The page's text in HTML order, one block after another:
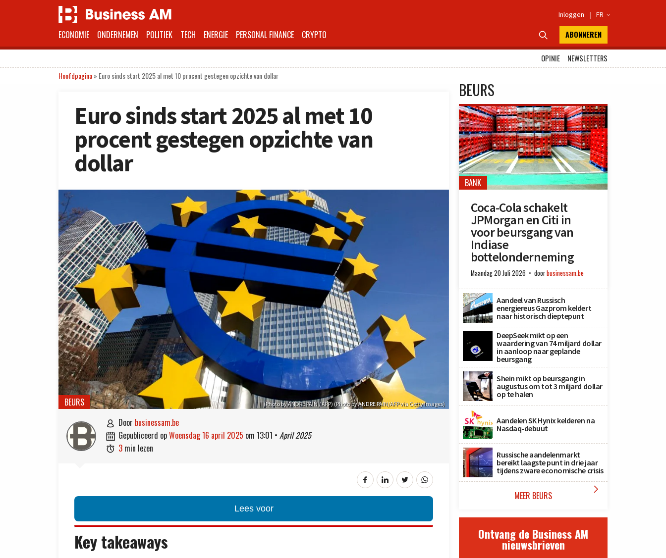
Inloggen | FR 
ECONOMIE ONDERNEMEN POLITIEK TECH ENERGIE PERSONAL FINANCE CRYPTO  ABONNEREN
OPINIE
NEWSLETTERS
Hoofdpagina» Euro sinds start 2025 al met 10 procent gestegen opzichte van dollar
Euro sinds start 2025 al met 10
procent gestegen opzichte van
dollar
(Photo by ANDRE PAIN / AFP) (Photo by ANDRE PAIN/AFP via Getty Images)
BEURS
 door businessam.be
 gepubliceerd op woensdag 16 april 2025 om 13:01 • April 2025
 3 min lezen
Lees voor
Key takeaways
BEURS
BANK
Coca-Cola schakelt
JPMorgan en Citi in
voor beursgang van
Indiase
bottelonderneming
Maandag 20 Juli 2026 doorbusinessam.be
Aandeel van Russisch
energiereus Gazprom keldert
naar historisch dieptepunt
DeepSeek mikt op een
waardering van 74 miljard dollar
in aanloop naar geplande
beursgang
Shein mikt op beursgang in
augustus om tot 3 miljard dollar
op te halen
Aandelen SK Hynix kelderen na
Nasdaq-debuut
Russische aandelenmarkt
bereikt laagste punt in drie jaar
tijdens zware economische crisis
MEER BEURS 
Ontvang de Business AM
nieuwsbrieven